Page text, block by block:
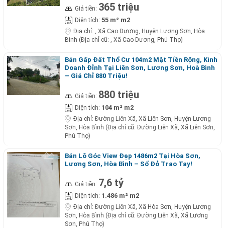
Giá tiền: 365 triệu
Diện tích: 55 m² m2
Địa chỉ:
, Xã Cao Dương, Huyện Lương Sơn, Hòa
Bình (Địa chỉ cũ: , Xã Cao Dương, Phú Thọ)
Bán Gấp Đất Thổ Cư 104m2 Mặt Tiền Rộng, Kinh
Doanh Đỉnh Tại Liên Sơn, Lương Sơn, Hoà Bình
– Giá Chỉ 880 Triệu!
Giá tiền: 880 triệu
Diện tích: 104 m² m2
Địa chỉ: Đường Liên Xã, Xã Liên Sơn, Huyện Lương
Sơn, Hòa Bình (Địa chỉ cũ: Đường Liên Xã, Xã Liên Sơn,
Phú Thọ)
Bán Lô Góc View Đẹp 1486m2 Tại Hòa Sơn,
Lương Sơn, Hòa Bình – Sổ Đỏ Trao Tay!
Giá tiền: 7,6 tỷ
Diện tích: 1.486 m² m2
Địa chỉ: Đường Liên Xã, Xã Hòa Sơn, Huyện Lương
Sơn, Hòa Bình (Địa chỉ cũ: Đường Liên Xã, Xã Lương
Sơn, Phú Thọ)